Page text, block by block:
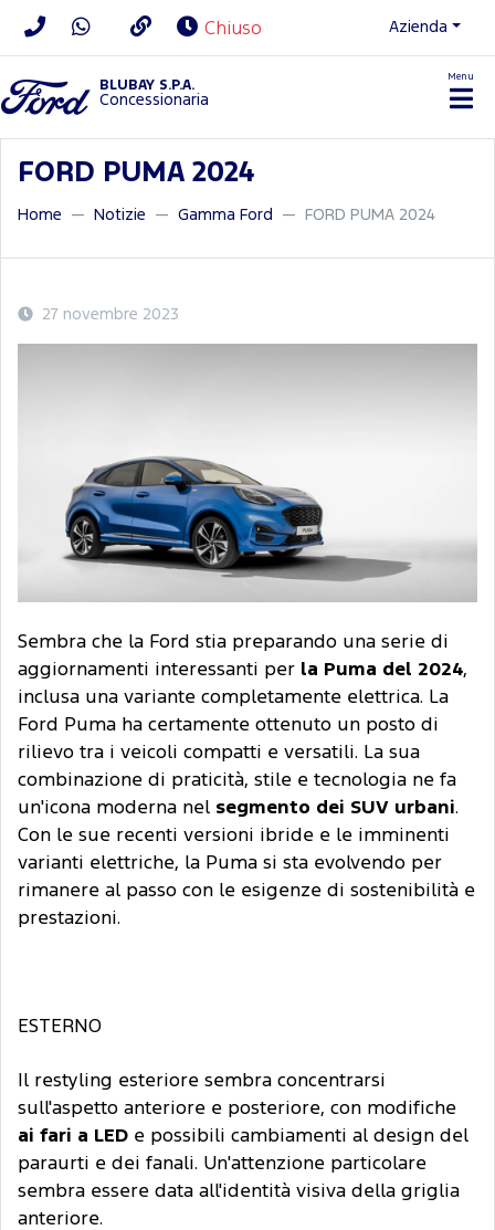
Chiuso Azienda
BLUBAY S.P.A.
Concessionaria
Menu
FORD PUMA 2024
Home Notizie Gamma Ford FORD PUMA 2024
27 novembre 2023
Sembra che la Ford stia preparando una serie di
aggiornamenti interessanti per la Puma del 2024,
inclusa una variante completamente elettrica. La
Ford Puma ha certamente ottenuto un posto di
rilievo tra i veicoli compatti e versatili. La sua
combinazione di praticità, stile e tecnologia ne fa
un'icona moderna nel segmento dei SUV urbani.
Con le sue recenti versioni ibride e le imminenti
varianti elettriche, la Puma si sta evolvendo per
rimanere al passo con le esigenze di sostenibilità e
prestazioni.
ESTERNO
Il restyling esteriore sembra concentrarsi
sull'aspetto anteriore e posteriore, con modifiche
ai fari a LED e possibili cambiamenti al design del
paraurti e dei fanali. Un'attenzione particolare
sembra essere data all'identità visiva della griglia
anteriore.